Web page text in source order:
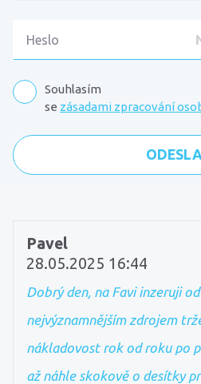
Souhlasím
se zásadami zpracování
Komentáře
Pavel
28.05.2025 16:44
Dobrý den, na Favi inzeruji
nejvýznamnějším zdrojem
nákladovost rok od roku po
až náhle skokově o desítky